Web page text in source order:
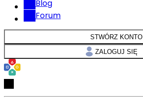
Blog
Forum
STWÓRZ KONTO
ZALOGUJ SIĘ